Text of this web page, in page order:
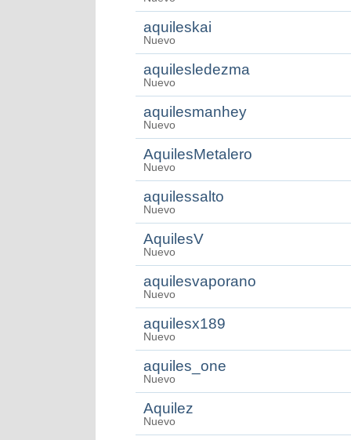
aquileskai
Nuevo
aquilesledezma
Nuevo
aquilesmanhey
Nuevo
AquilesMetalero
Nuevo
aquilessalto
Nuevo
AquilesV
Nuevo
aquilesvaporano
Nuevo
aquilesx189
Nuevo
aquiles_one
Nuevo
Aquilez
Nuevo